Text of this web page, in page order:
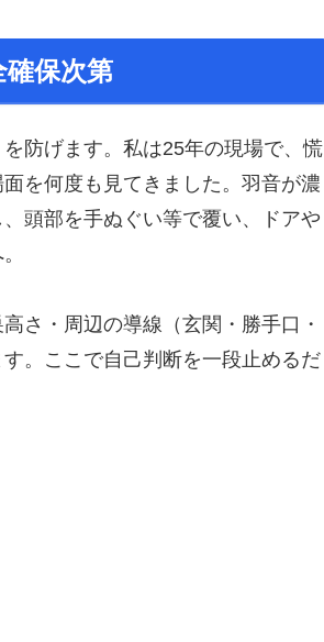
確保次第
防げます。私は25年の現場で、慌
を何度も見てきました。羽音が濃
頭部を手ぬぐい等で覆い、ドアや
さ・周辺の導線（玄関・勝手口・
。ここで自己判断を一段止めるだ